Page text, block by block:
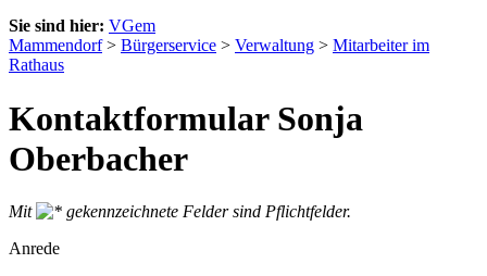
Sie sind hier: VGem
Mammendorf> Bürgerservice > Verwaltung > Mitarbeiter im
Rathaus
Kontaktformular Sonja
Oberbacher
Mit
gekennzeichnete Felder sind Pflichtfelder.
Anrede